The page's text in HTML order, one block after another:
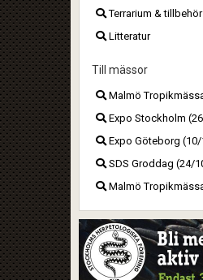
Terrarium & tillbehör
Litteratur
Till mässor
Malmö
Expo Stockholm
Expo Göteborg (10/
SDS Groddag (24/
Malmö